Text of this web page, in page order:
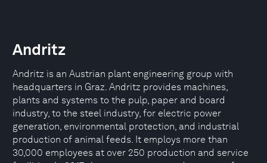
Andritz
Andritz is an Austrian plant engineering group with
headquarters in Graz. Andritz provides machines,
plants and systems to the pulp, paper and board
industry, to the steel industry, for electric power
generation, environmental protection, and industrial
production of animal feeds. It employs more than
30,000 employees at over 250 production and service